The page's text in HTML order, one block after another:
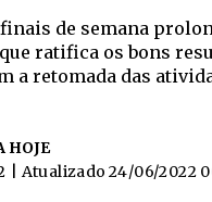
de semana
ratifica os bons
a retomada das
HOJE
| Atualizado 24/06/2022